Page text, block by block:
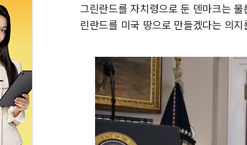
그린란드를 자치령으로 둔 덴마크는
린란드를 미국 땅으로 만들겠다는 의